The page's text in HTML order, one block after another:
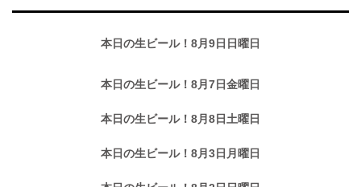
本日の生ビール！8月9日日曜日
本日の生ビール！8月7日金曜日
本日の生ビール！8月8日土曜日
本日の生ビール！8月3日月曜日